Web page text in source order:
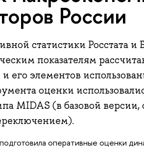
России
статистики Росстата
показателям
его элементов
оценки
MIDAS (в базовой версии,
оперативные оценки